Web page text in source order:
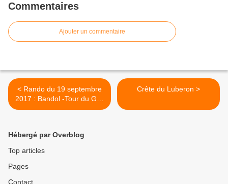
Commentaires
Ajouter un commentaire
< Rando du 19 septembre
2017 : Bandol -Tour du Golf
de la Frégate
Crête du Luberon >
Hébergé par Overblog
Top articles
Pages
Contact